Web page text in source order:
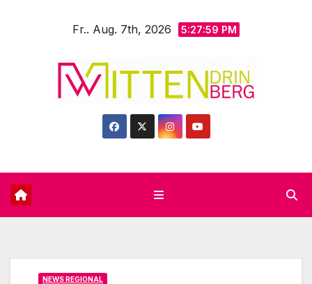
Fr.. Aug. 7th, 2026 5:28:01 PM
NEWS REGIONAL